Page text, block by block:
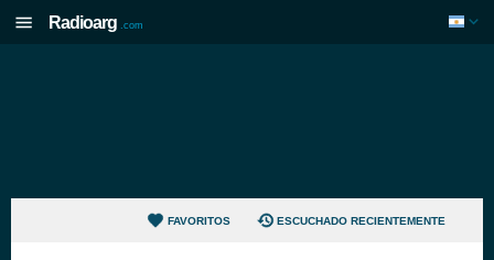
Radioarg .com
FAVORITOS ESCUCHADO RECIENTEMENTE